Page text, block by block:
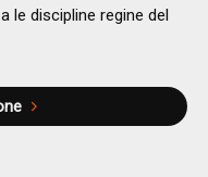
le discipline regine del